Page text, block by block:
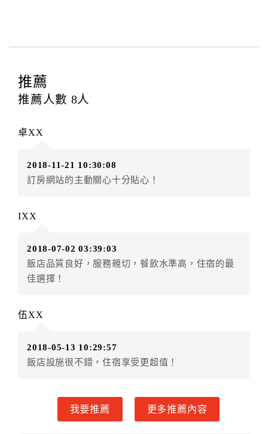
四、訂單異動
提出申辦不得異動訂單。
每筆訂單異動限定
辦理取消退款。
房者應補足差額。（限原訂飯店）
房者不得要求退其差額。（限原訂飯店）
額3個月
．訂房者使用「保留住宿金額」時，請注意！為避免飯
店客滿，敬請及早計畫，如逾時未提出申辦，視同無條
件放棄訂單（住宿權益）。 （限原訂飯店使用）
得辦理取消退款。
．訂單異動後，訂單費用總計小於原訂單費用總計時，
訂房者因故取消訂單辦理退款，依下列標準申辦：
◎住房日7天前辦理者，訂單費用扣除總計25%為手續費
推薦
推薦人數 8人
卓XX
2018-11-21 10:30:08
訂房網站的主動關心十分貼心！
IXX
2018-07-02 03:39:03
飯店品質良好，服務親切，餐飲水準高，住宿的最
佳選擇！
伍XX
2018-05-13 10:29:57
飯店設施很不錯，住宿享受更超值！
我要推薦 更多推薦內容